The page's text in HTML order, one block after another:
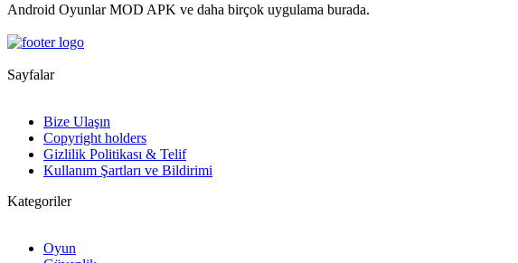
Android Oyunlar MOD APK ve daha birçok uygulama burada.
Sayfalar
Bize Ulaşın
Copyright holders
Gizlilik Politikası & Telif
Kullanım Şartları ve Bildirimi
Kategoriler
Oyun